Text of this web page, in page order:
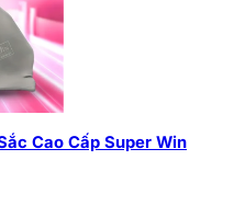
Cao Cấp Super Win